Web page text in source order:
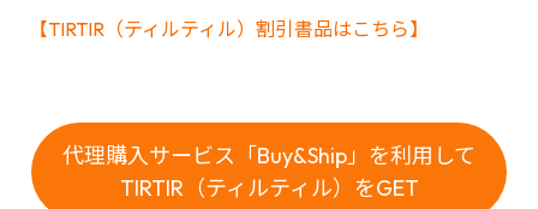
【TIRTIR（ティルティル）割引書品はこちら】
代理購入サービス「Buy&Ship」を利用して
TIRTIR（ティルティル）をGET